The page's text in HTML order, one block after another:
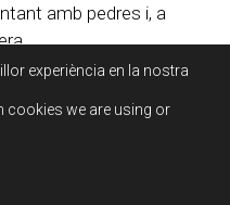
amb pedres i, a
experiència en la nostra
cookies we are using or